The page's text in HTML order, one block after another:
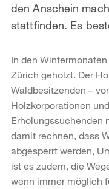
den Anschein
stattfinden. Es
In den
Zürich geholzt. Der
Waldbesitzenden –
Holzkorporationen
Erholungssuchenden
damit rechnen, dass
abgesperrt werden,
ist es zudem, die
wenn immer möglich